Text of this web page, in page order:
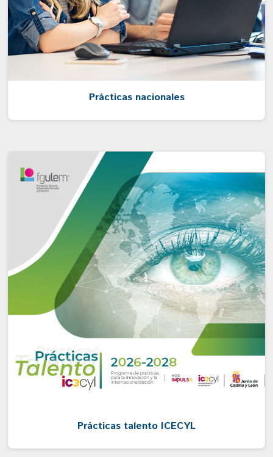
Prácticas nacionales
Prácticas talento ICECYL